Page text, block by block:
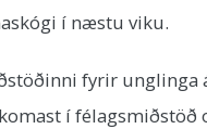
í næstu viku.
fyrir unglinga
í